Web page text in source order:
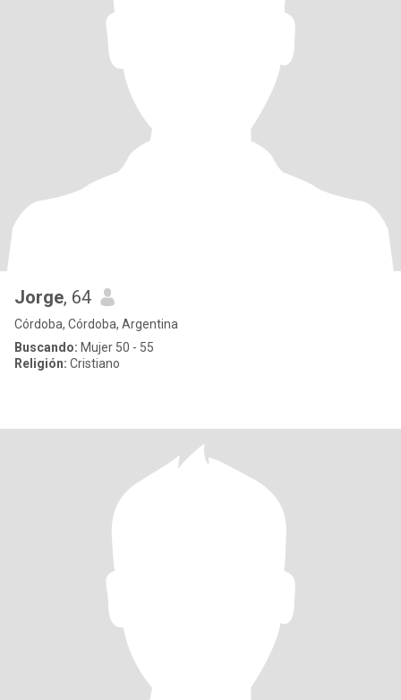
Jorge, 64
Córdoba, Córdoba, Argentina
Buscando: Mujer 50 - 55
Religión: Cristiano